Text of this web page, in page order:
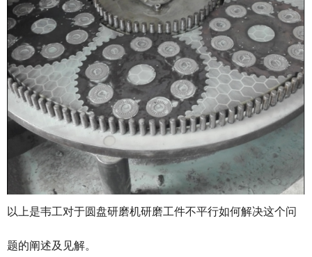
以上是韦工对于圆盘研磨机研磨工件不平行如何解决这个问
题的阐述及见解。